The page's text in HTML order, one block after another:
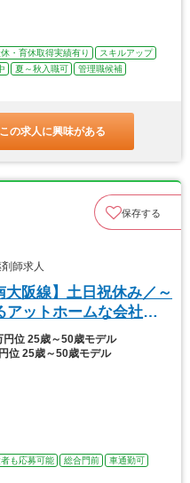
休・育休取得実績有り
スキルアップ
夏～秋入職可
管理職候補
この求人に興味がある
保存する
師求人
大阪線】土日祝休み／～
アットホームな会社で
円位 25歳～50歳モデル
位 25歳～50歳モデル
も応募可能 総合門前
車通勤可